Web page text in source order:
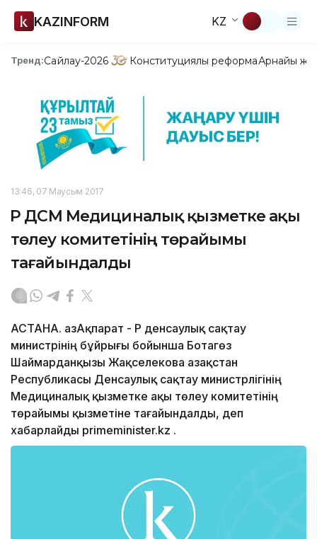
KAZINFORM KZ
Тренд:Сайлау-2026 Конституциялық реформаАрнайы
13:46, 07 Маусым 2017
ҚР ДСМ Медициналық қызметке ақы
төлеу комитетінің төрайымы
тағайындалды
АСТАНА. ҚазАқпарат - ҚР денсаулық сақтау
министрінің бұйрығы бойынша Ботагөз
Шаймарданқызы Жақселекова Қазақстан
Республикасы Денсаулық сақтау министрлігінің
Медициналық қызметке ақы төлеу комитетінің
төрайымы қызметіне тағайындалды, деп
хабарлайды primeminister.kz .